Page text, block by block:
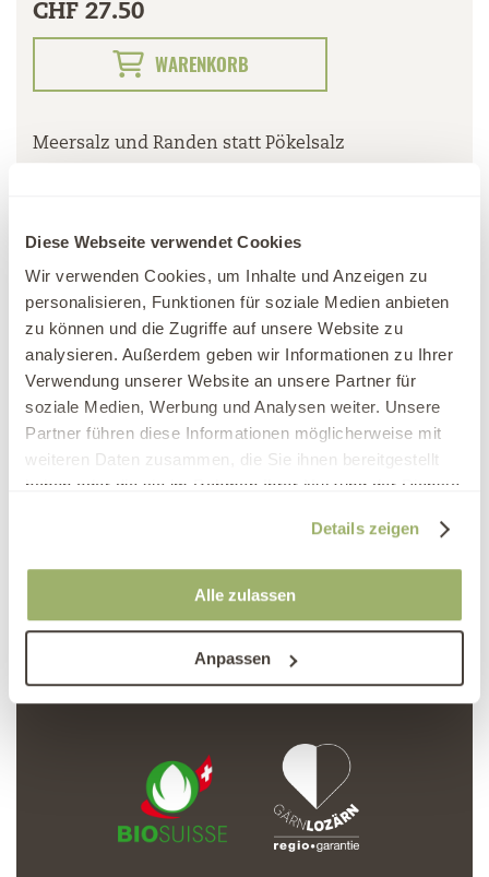
Diese Webseite verwendet Cookies
Wir verwenden Cookies, um Inhalte und Anzeigen zu
personalisieren, Funktionen für soziale Medien anbieten
zu können und die Zugriffe auf unsere Website zu
analysieren. Außerdem geben wir Informationen zu Ihrer
Verwendung unserer Website an unsere Partner für
soziale Medien, Werbung und Analysen weiter. Unsere
Partner führen diese Informationen möglicherweise mit
weiteren Daten zusammen, die Sie ihnen bereitgestellt
haben oder die sie im Rahmen Ihrer Nutzung der Dienste
Details zeigen
Alle zulassen
Anpassen
CHF 27.50
WARENKORB
Meersalz und Randen statt Pökelsalz
ÖFFNUNGSZEITEN
JOBS
MEDIEN
Newsletter abonnieren